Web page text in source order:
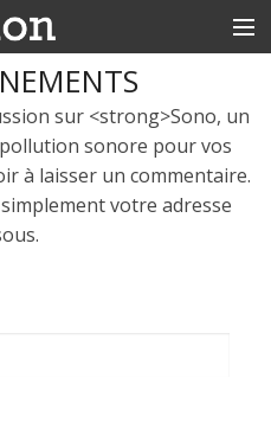
sur <strong>Sono, un
sonore pour vos
à laisser un commentaire.
votre adresse